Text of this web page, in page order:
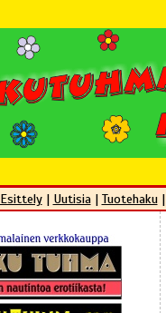
Esittely| Uutisia| Tuotehaku|